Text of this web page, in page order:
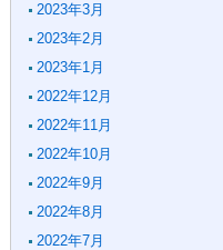
2023年3月
2023年2月
2023年1月
2022年12月
2022年11月
2022年10月
2022年9月
2022年8月
2022年7月